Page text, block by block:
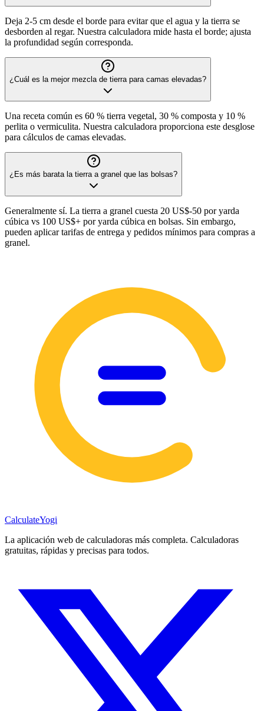
Deja 2-5 cm desde el borde para evitar que el agua y la tierra se
desborden al regar. Nuestra calculadora mide hasta el borde; ajusta
la profundidad según corresponda.
¿Cuál es la mejor mezcla de tierra para camas elevadas?
Una receta común es 60 % tierra vegetal, 30 % composta y 10 %
perlita o vermiculita. Nuestra calculadora proporciona este desglose
para cálculos de camas elevadas.
¿Es más barata la tierra a granel que las bolsas?
Generalmente sí. La tierra a granel cuesta 20 US$-50 por yarda
cúbica vs 100 US$+ por yarda cúbica en bolsas. Sin embargo,
pueden aplicar tarifas de entrega y pedidos mínimos para compras a
granel.
CalculateYogi
La aplicación web de calculadoras más completa. Calculadoras
gratuitas, rápidas y precisas para todos.